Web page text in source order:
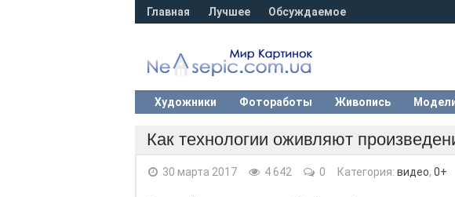
Главная Лучшее Обсуждаемое
Художники Фотоработы Живопись
Как технологии оживляют
30 марта 2017 4 642 0 Категория: видео, 0+